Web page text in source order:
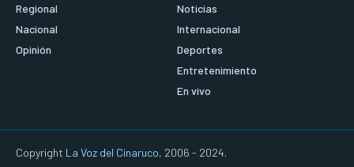
Regional
Nacional
Opinión
Noticias
Internacional
Deportes
Entretenimiento
En vivo
Copyright La Voz del Cinaruco, 2006 - 2024.